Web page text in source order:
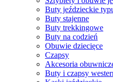
Buty jeździeckie
Buty stajenne
Buty trekkingowe
Buty na codzień
Obuwie dziecięce
Czapsy
Akcesoria
Buty i czapsy